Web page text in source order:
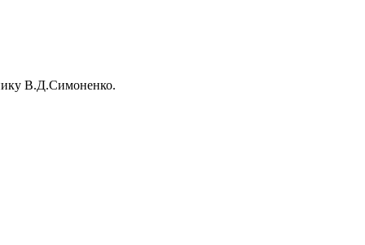
В.Д.Симоненко.